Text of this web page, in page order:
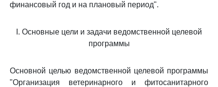
финансовый год и на плановый период".
I. Основные цели и задачи ведомственной целевой
программы
Основной целью ведомственной целевой программы
"Организация ветеринарного и фитосанитарного